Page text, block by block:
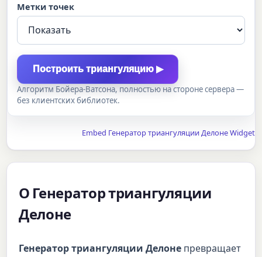
Метки точек
Построить триангуляцию ▶
Алгоритм Бойера-Ватсона, полностью на стороне сервера —
без клиентских библиотек.
Embed Генератор триангуляции Делоне Widget
О Генератор триангуляции
Делоне
Генератор триангуляции Делоне превращает